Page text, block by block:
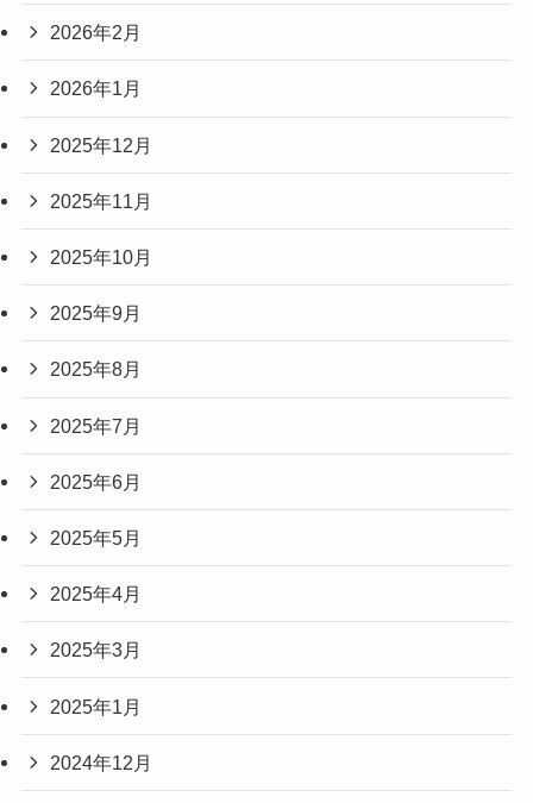
2026年2月
2026年1月
2025年12月
2025年11月
2025年10月
2025年9月
2025年8月
2025年7月
2025年6月
2025年5月
2025年4月
2025年3月
2025年1月
2024年12月